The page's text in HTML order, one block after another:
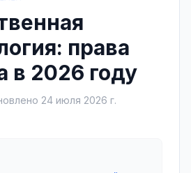
права
в 2026 году
24 июля 2026 г.